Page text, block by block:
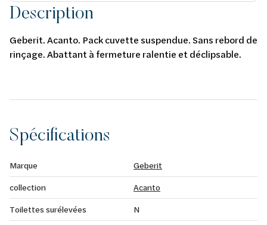
Description
Geberit. Acanto. Pack cuvette suspendue. Sans rebord de
rinçage. Abattant à fermeture ralentie et déclipsable.
Spécifications
Marque
Geberit
collection
Acanto
Toilettes surélevées
N